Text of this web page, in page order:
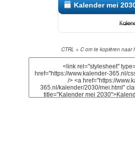
Kalender mei
CTRL + C om te kopiëren naar